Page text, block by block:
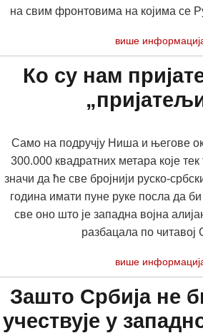
на свим фронтовима на којима се
више
Ко су нам
Само на подручју Ниша и његове
300.000 квадратних метара које
значи да ће све бројнији руско-
година имати пуне руке посла да
све оно што је западна војна
разбацала по читавој
више
Зашто Србија не
учествује у